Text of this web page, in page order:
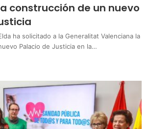
construcción de un nuevo
ha solicitado a la Generalitat Valenciana la
Palacio de Justicia en la…